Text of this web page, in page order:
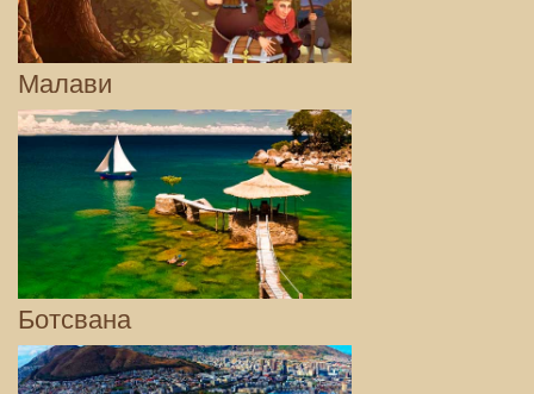
Малави
Ботсвана